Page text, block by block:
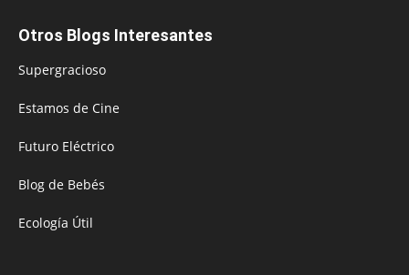
Otros Blogs Interesantes
Supergracioso
Estamos de Cine
Futuro Eléctrico
Blog de Bebés
Ecología Útil